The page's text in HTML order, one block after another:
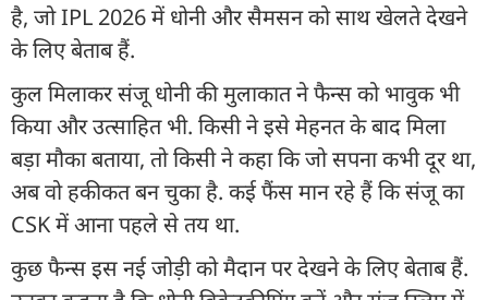
है, जो IPL 2026 में धोनी और सैमसन को साथ खेलते देखने
के लिए बेताब हैं.
कुल म‍िलाकर संजू धोनी की मुलाकात ने फैन्स को भावुक भी
किया और उत्साहित भी. किसी ने इसे मेहनत के बाद मिला
बड़ा मौका बताया, तो किसी ने कहा कि जो सपना कभी दूर था,
अब वो हकीकत बन चुका है. कई फैंस मान रहे हैं कि संजू का
CSK में आना पहले से तय था.
कुछ फैन्स इस नई जोड़ी को मैदान पर देखने के लिए बेताब हैं.